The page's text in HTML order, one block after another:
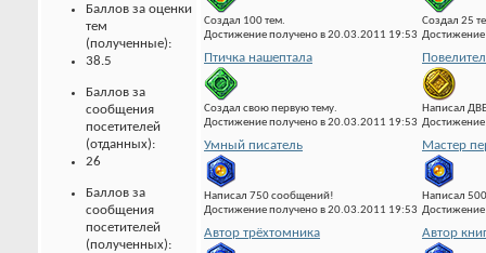
Баллов за оценки
тем
(полученные):
38.5
Баллов за
сообщения
посетителей
(отданных):
26
Баллов за
сообщения
посетителей
(полученных):
Создал 100 тем.
Достижение получено в 20.03.2011 19:53
Создал 25
Птичка нашептала
Создал свою первую тему.
Достижение получено в 20.03.2011 19:53
Написал
Умный писатель
Написал 750 сообщений!
Достижение получено в 20.03.2011 19:53
Мастер
Написал
Автор трёхтомника Автор